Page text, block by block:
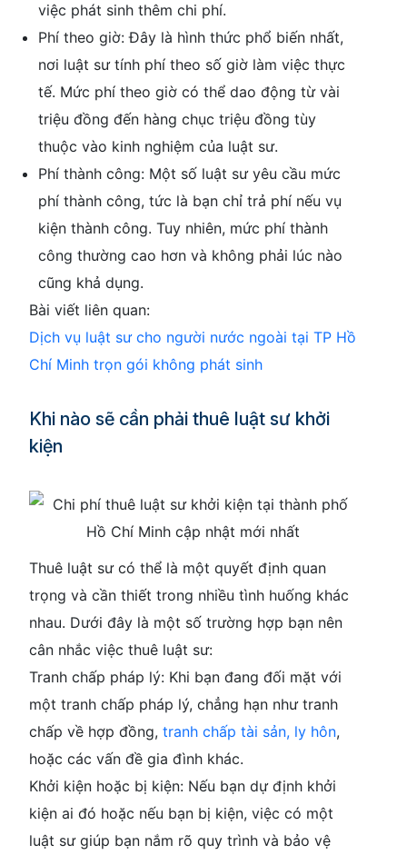
việc phát sinh thêm chi phí.
Phí theo giờ: Đây là hình thức phổ biến nhất,
nơi luật sư tính phí theo số giờ làm việc thực
tế. Mức phí theo giờ có thể dao động từ vài
triệu đồng đến hàng chục triệu đồng tùy
thuộc vào kinh nghiệm của luật sư.
Phí thành công: Một số luật sư yêu cầu mức
phí thành công, tức là bạn chỉ trả phí nếu vụ
kiện thành công. Tuy nhiên, mức phí thành
công thường cao hơn và không phải lúc nào
cũng khả dụng.
Bài viết liên quan:
Dịch vụ luật sư cho người nước ngoài tại TP Hồ
Chí Minh trọn gói không phát sinh
Khi nào sẽ cần phải thuê luật sư khởi
kiện
Thuê luật sư có thể là một quyết định quan
trọng và cần thiết trong nhiều tình huống khác
nhau. Dưới đây là một số trường hợp bạn nên
cân nhắc việc thuê luật sư:
Tranh chấp pháp lý: Khi bạn đang đối mặt với
một tranh chấp pháp lý, chẳng hạn như tranh
chấp về hợp đồng, tranh chấp tài sản, ly hôn,
hoặc các vấn đề gia đình khác.
Khởi kiện hoặc bị kiện: Nếu bạn dự định khởi
kiện ai đó hoặc nếu bạn bị kiện, việc có một
luật sư giúp bạn nắm rõ quy trình và bảo vệ